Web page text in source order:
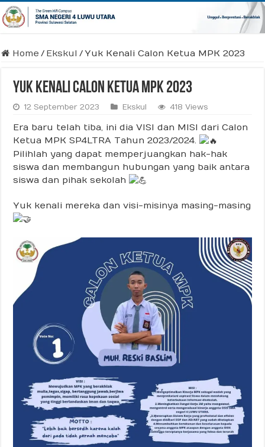
Home / Ekskul /Yuk Kenali Calon Ketua MPK 2023
Yuk Kenali Calon Ketua MPK 2023
12 September 2023 Ekskul 418 Views
Era baru telah tiba, ini dia VISI dan MISI dari Calon
Ketua MPK SP4LTRA Tahun 2023/2024.
Pilihlah yang dapat memperjuangkan hak-hak
siswa dan membangun hubungan yang baik antara
siswa dan pihak sekolah
Yuk kenali mereka dan visi-misinya masing-masing